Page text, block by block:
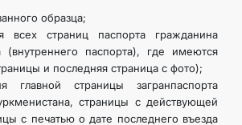
образца;
всех страниц паспорта гражданина
(внутреннего паспорта), где имеются
и последняя страница с фото);
главной страницы загранпаспорта
страницы с действующей
с печатью о дате последнего въезда